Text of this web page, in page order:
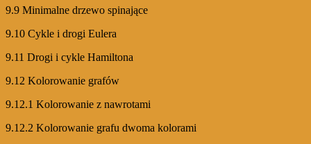
9.9 Minimalne drzewo spinające
9.10 Cykle i drogi Eulera
9.11 Drogi i cykle Hamiltona
9.12 Kolorowanie grafów
9.12.1 Kolorowanie z nawrotami
9.12.2 Kolorowanie grafu dwoma kolorami